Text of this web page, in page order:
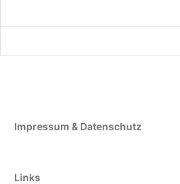
Impressum & Datenschutz
Links